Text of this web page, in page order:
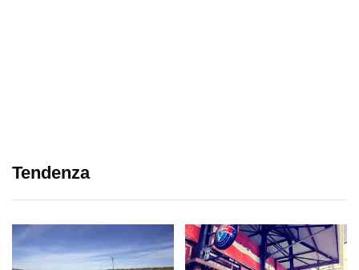
Tendenza